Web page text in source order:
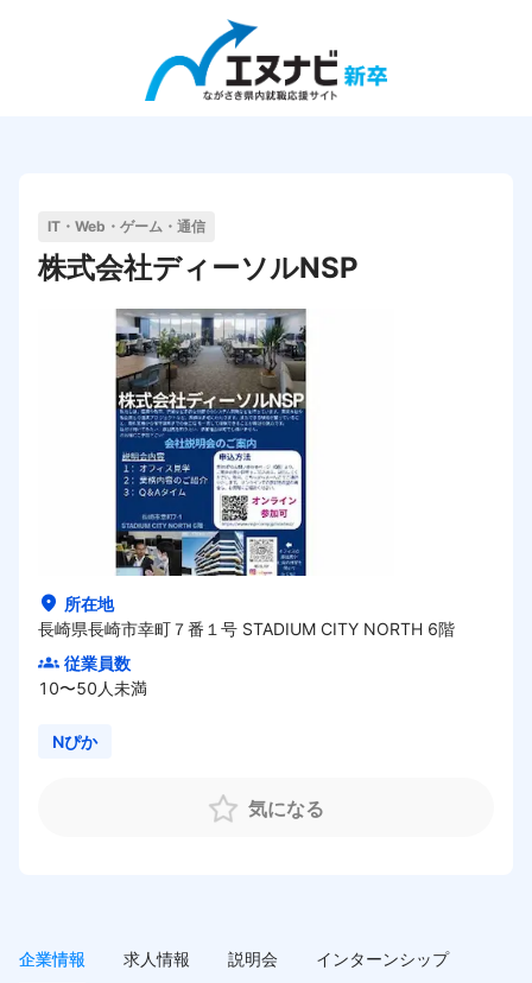
求人検索
企業登録
IT・Web・ゲーム・通信
株式会社ディーソルNSP
所在地
長崎県長崎市幸町７番１号 STADIUM CITY NORTH 6階
従業員数
10〜50人未満
Nぴか
気になる
企業情報 求人情報 説明会 インターンシップ